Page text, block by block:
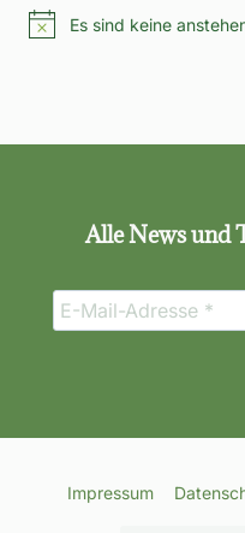
HinweisEs sind keine
Alle News und
Impressum